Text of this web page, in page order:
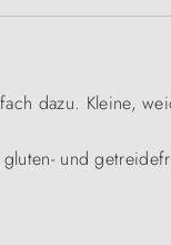
dazu. Kleine,
und